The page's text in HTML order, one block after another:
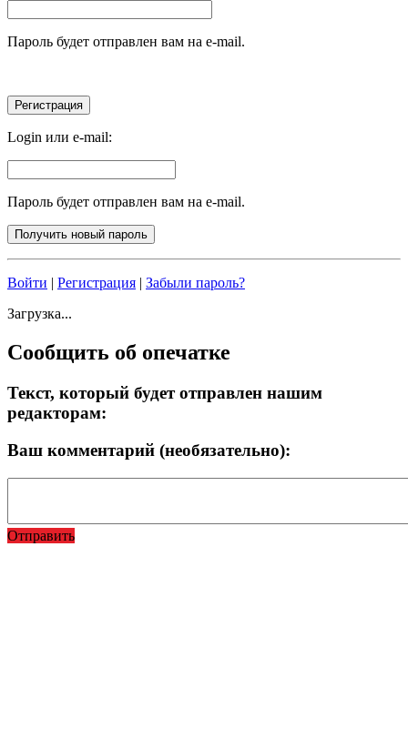
Пароль будет отправлен вам на e-mail.
Login или e-mail:
Пароль будет отправлен вам на e-mail.
Войти | Регистрация | Забыли пароль?
Загрузка...
Сообщить об опечатке
Текст, который будет отправлен нашим
редакторам:
Ваш комментарий (необязательно):
Отправить